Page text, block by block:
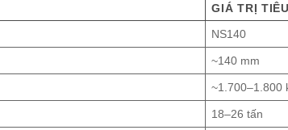
GIÁ TRỊ
NS140
~140 mm
~1.700–1.800
18–26 tấn